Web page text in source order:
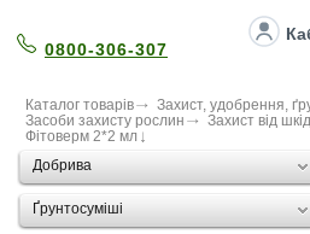
0800-306-307
Каталог товарів
Захист, удобрення,
Засоби захисту рослин
Захист від
Фiтоверм 2*2 мл
Добрива
Ґрунтосуміші